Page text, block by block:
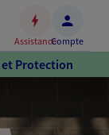
AssistanceCompte
et Protection